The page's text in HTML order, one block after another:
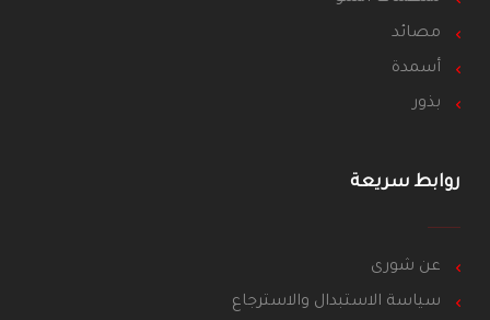
مصائد
أسمدة
بذور
روابط سريعة
عن شورى
سياسة الاستبدال والاسترجاع